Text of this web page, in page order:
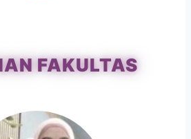
FAKULTAS